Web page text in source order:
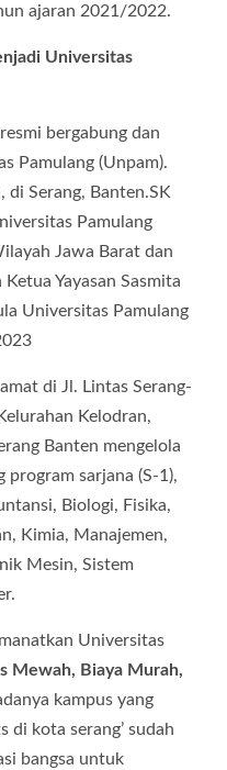
ajaran 2021/2022.
Universitas
bergabung dan
Pamulang (Unpam).
di Serang, Banten.SK
Pamulang
Jawa Barat dan
Yayasan Sasmita
Universitas Pamulang
di Jl. Lintas Serang-
Kelodran,
Banten mengelola
sarjana (S-1),
Biologi, Fisika,
Kimia, Manajemen,
Mesin, Sistem
Universitas
Mewah, Biaya Murah,
kampus yang
di kota serang’ sudah
bangsa untuk